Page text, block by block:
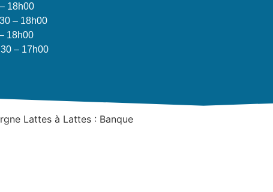
18h00
– 18h00
18h00
– 17h00
Lattes à Lattes : Banque